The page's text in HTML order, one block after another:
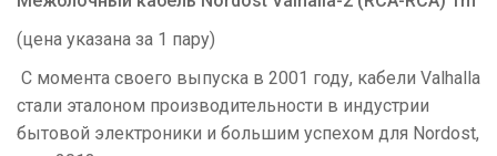
(цена указана за 1 пару)
С момента своего выпуска в 2001 году, кабели Valhalla
стали эталоном производительности в индустрии
бытовой электроники и большим успехом для Nordost,